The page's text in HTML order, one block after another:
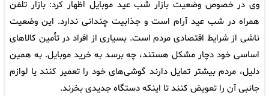
وی در خصوص وضعیت بازار شب عید موبایل اظهار کرد: بازار تلفن
همراه در شب عید آرام است و جذابیت چندانی ندارد. این وضعیت
ناشی از شرایط اقتصادی مردم است. بسیاری از افراد در تأمین کالاهای
اساسی خود دچار مشکل هستند، چه برسد به خرید موبایل. به همین
دلیل، مردم بیشتر تمایل دارند گوشی‌های خود را تعمیر کنند یا لوازم
جانبی آن را تعویض کنند تا اینکه دستگاه جدیدی بخرند.